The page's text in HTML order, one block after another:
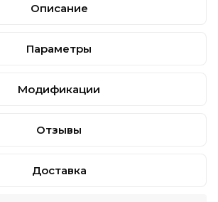
Описание
Параметры
Модификации
Отзывы
Доставка